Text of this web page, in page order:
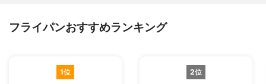
フライパンおすすめランキング
1位 2位